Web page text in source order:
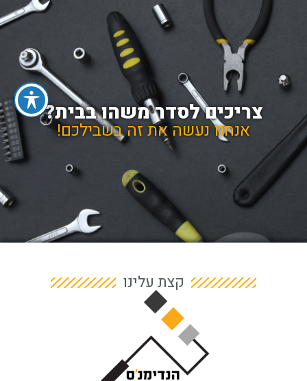
צריכים לסדר משהו בבית?
אנחנו נעשה את זה בשבילכם!
קצת עלינו